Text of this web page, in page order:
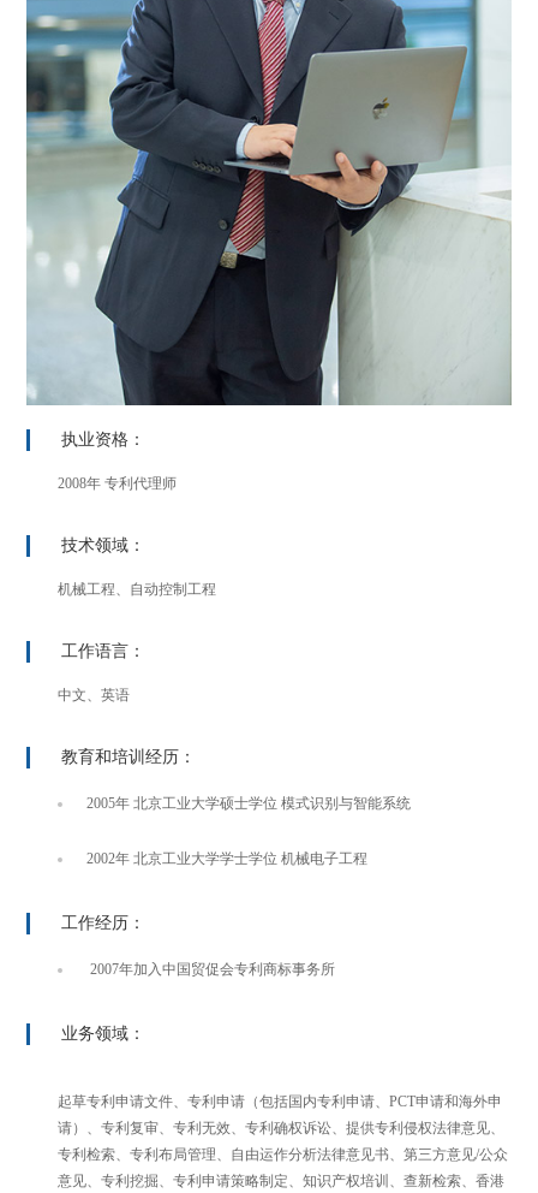
执业资格：
2008年 专利代理师
技术领域：
机械工程、自动控制工程
工作语言：
中文、英语
教育和培训经历：
2005年 北京工业大学硕士学位 模式识别与智能系统
2002年 北京工业大学学士学位 机械电子工程
工作经历：
2007年加入中国贸促会专利商标事务所
业务领域：
起草专利申请文件、专利申请（包括国内专利申请、PCT申请和海外申
请）、专利复审、专利无效、专利确权诉讼、提供专利侵权法律意见、
专利检索、专利布局管理、自由运作分析法律意见书、第三方意见/公众
意见、专利挖掘、专利申请策略制定、知识产权培训、查新检索、香港